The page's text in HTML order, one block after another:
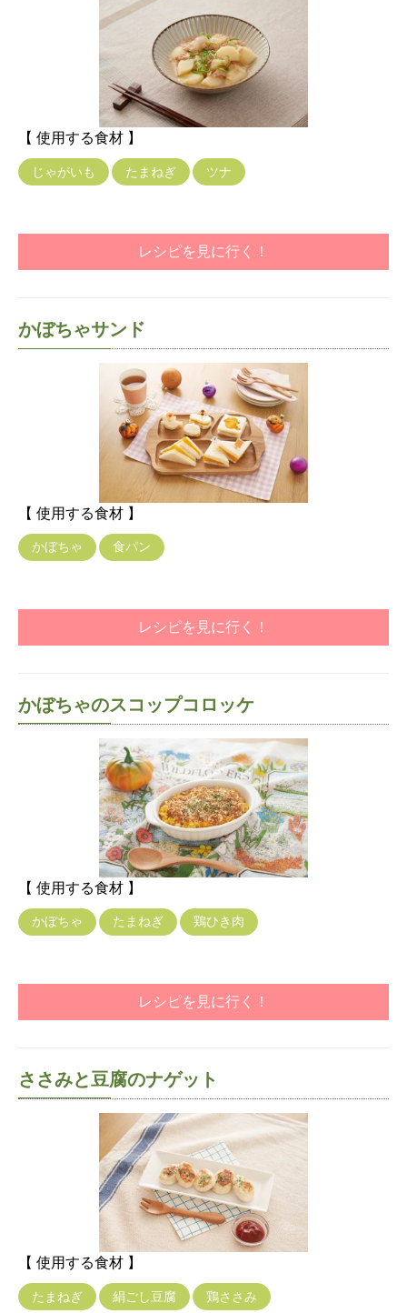
【 使用する食材 】
じゃがいも たまねぎ ツナ
レシピを見に行く！
かぼちゃサンド
【 使用する食材 】
かぼちゃ 食パン
レシピを見に行く！
かぼちゃのスコップコロッケ
【 使用する食材 】
かぼちゃ たまねぎ 鶏ひき肉
レシピを見に行く！
ささみと豆腐のナゲット
【 使用する食材 】
たまねぎ 絹ごし豆腐 鶏ささみ